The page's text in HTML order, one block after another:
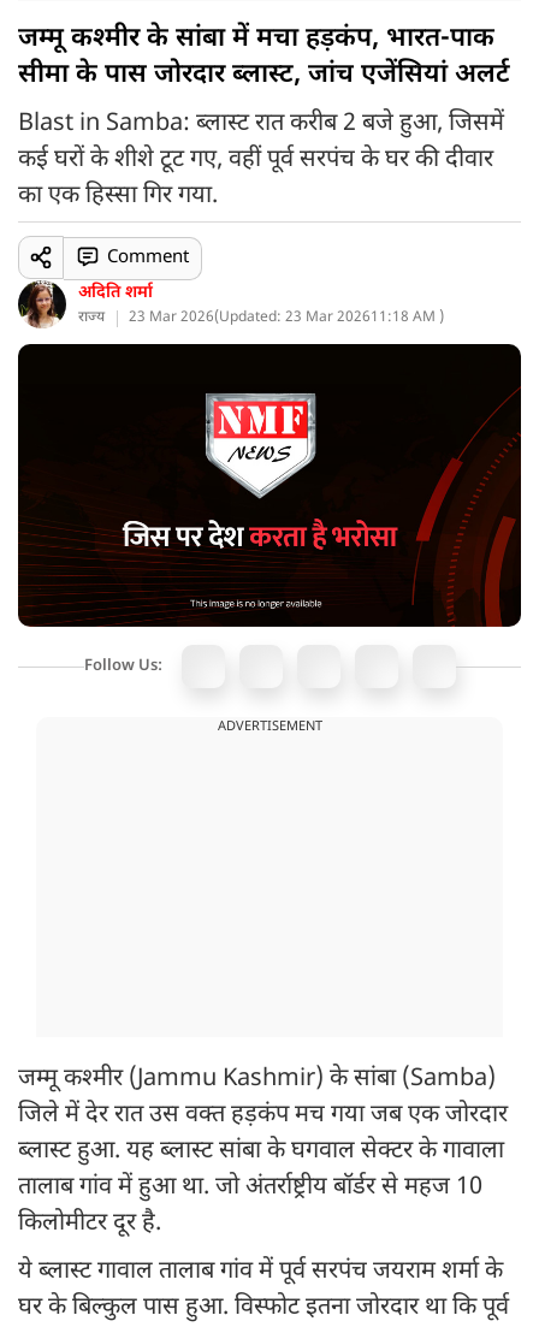
जम्मू कश्मीर के सांबा में मचा हड़कंप, भारत-पाक
सीमा के पास जोरदार ब्लास्ट, जांच एजेंसियां अलर्ट
Blast in Samba: ब्लास्ट रात करीब 2 बजे हुआ, जिसमें
कई घरों के शीशे टूट गए, वहीं पूर्व सरपंच के घर की दीवार
का एक हिस्सा गिर गया.
अदिति शर्मा
राज्य 23 Mar 2026(Updated: 23 Mar 202611:18 AM )
Comment
Follow Us:
ADVERTISEMENT
जम्मू कश्मीर (Jammu Kashmir) के सांबा (Samba)
जिले में देर रात उस वक्त हड़कंप मच गया जब एक जोरदार
ब्लास्ट हुआ. यह ब्लास्ट सांबा के घगवाल सेक्टर के गावाला
तालाब गांव में हुआ था. जो अंतर्राष्ट्रीय बॉर्डर से महज 10
किलोमीटर दूर है.
ये ब्लास्ट गावाल तालाब गांव में पूर्व सरपंच जयराम शर्मा के
घर के बिल्कुल पास हुआ. विस्फोट इतना जोरदार था कि पूर्व